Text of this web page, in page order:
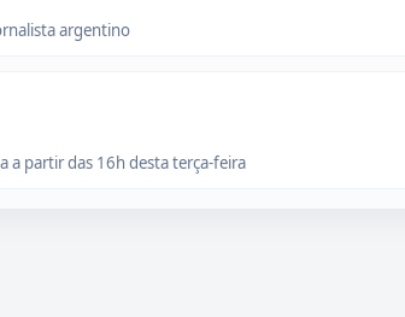
argentino
a partir das 16h desta terça-feira